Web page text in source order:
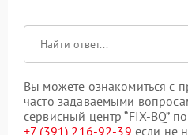
Вы можете ознакомиться с
часто задаваемыми
сервисный центр “FIX-BQ”
+7 (391) 216-92-39 если не